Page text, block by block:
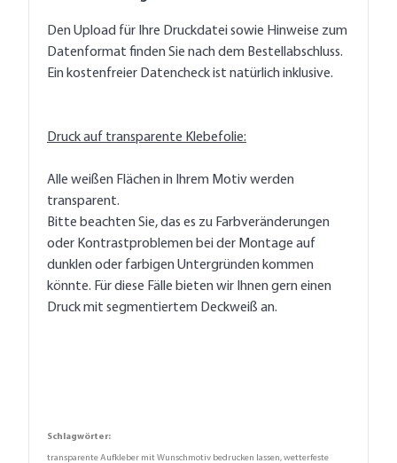
Den Upload für Ihre Druckdatei sowie Hinweise zum
Datenformat finden Sie nach dem Bestellabschluss.
Ein kostenfreier Datencheck ist natürlich inklusive.
Druck auf transparente Klebefolie:
Alle weißen Flächen in Ihrem Motiv werden
transparent.
Bitte beachten Sie, das es zu Farbveränderungen
oder Kontrastproblemen bei der Montage auf
dunklen oder farbigen Untergründen kommen
könnte. Für diese Fälle bieten wir Ihnen gern einen
Druck mit segmentiertem Deckweiß an.
Schlagwörter:
transparente Aufkleber mit Wunschmotiv bedrucken lassen, wetterfeste